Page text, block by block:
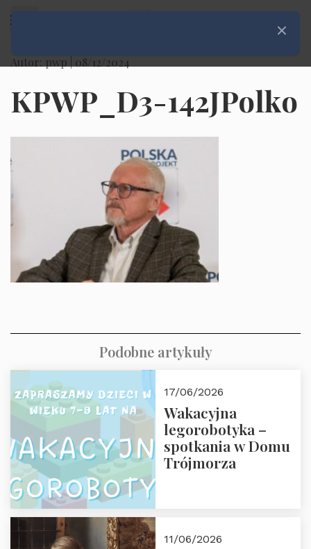
Autor: pwp | 08/12/2024
KPWP_D3-142JPolko
Podobne artykuły
17/06/2026
Wakacyjna
legorobotyka –
spotkania w Domu
Trójmorza
11/06/2026
Zamknij